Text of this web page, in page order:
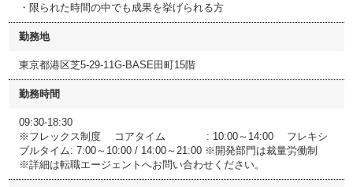
・限られた時間の中でも成果を挙げられる方
勤務地
東京都港区芝5-29-11G-BASE田町15階
勤務時間
09:30-18:30
※フレックス制度 コアタイム : 10:00～14:00 フレキシ
ブルタイム: 7:00～10:00 / 14:00～21:00 ※開発部門は裁量労働制
※詳細は転職エージェントへお問い合わせください。